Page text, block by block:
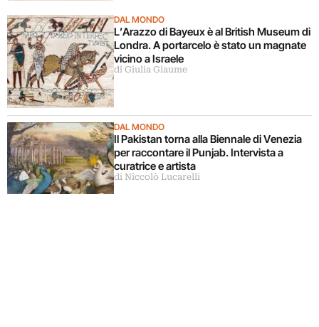
DAL MONDO
L’Arazzo di Bayeux è al British Museum di
Londra. A portarcelo è stato un magnate
vicino a Israele
di Giulia Giaume
DAL MONDO
Il Pakistan torna alla Biennale di Venezia
per raccontare il Punjab. Intervista a
curatrice e artista
di Niccolò Lucarelli